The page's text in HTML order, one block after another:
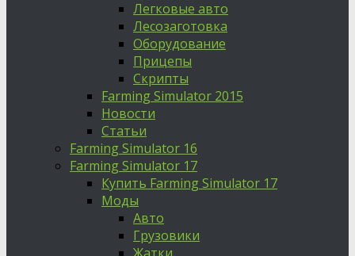
Легковые авто
Лесозаготовка
Оборудование
Прицепы
Скрипты
Farming Simulator 2015
Новости
Статьи
Farming Simulator 16
Farming Simulator 17
Купить Farming Simulator 17
Моды
Авто
Грузовики